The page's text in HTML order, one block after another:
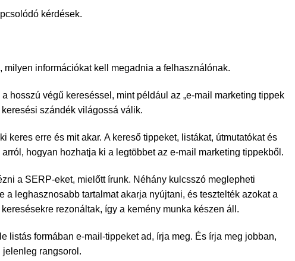
kérdések.
milyen információkat kell megadnia a felhasználónak.
hosszú végű kereséssel, mint például az „e-mail marketing tippek
szándék világossá válik.
keres erre és mit akar. A kereső tippeket, listákat, útmutatókat és
hogyan hozhatja ki a legtöbbet az e-mail marketing tippekből.
a SERP-eket, mielőtt írunk. Néhány kulcsszó meglepheti
a leghasznosabb tartalmat akarja nyújtani, és tesztelték azokat a
rezonáltak, így a kemény munka készen áll.
listás formában e-mail-tippeket ad, írja meg. És írja meg jobban,
jelenleg rangsorol.